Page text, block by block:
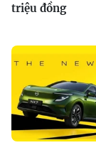
triệu đồng